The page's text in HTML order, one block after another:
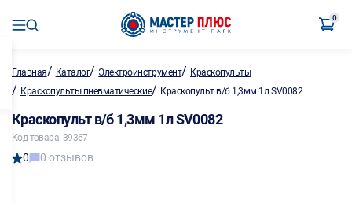
0
Главная/ Каталог/ Электроинструмент/ Краскопульты
/ Краскопульты пневматические/ Краскопульт в/б 1,3мм 1л SV0082
Краскопульт в/б 1,3мм 1л SV0082
Код товара: 39367
0 0 отзывов